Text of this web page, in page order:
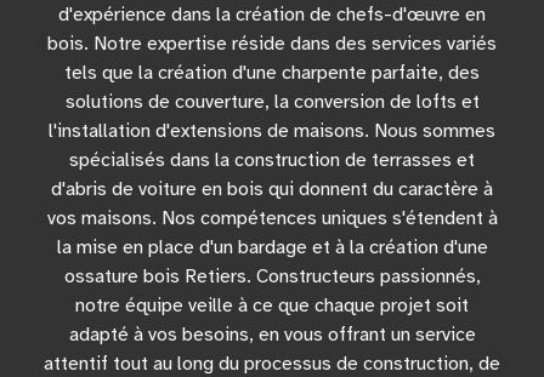
d'expérience dans la création de chefs-d'œuvre en
bois. Notre expertise réside dans des services variés
tels que la création d'une charpente parfaite, des
solutions de couverture, la conversion de lofts et
l'installation d'extensions de maisons. Nous sommes
spécialisés dans la construction de terrasses et
d'abris de voiture en bois qui donnent du caractère à
vos maisons. Nos compétences uniques s'étendent à
la mise en place d'un bardage et à la création d'une
ossature bois Retiers. Constructeurs passionnés,
notre équipe veille à ce que chaque projet soit
adapté à vos besoins, en vous offrant un service
attentif tout au long du processus de construction, de